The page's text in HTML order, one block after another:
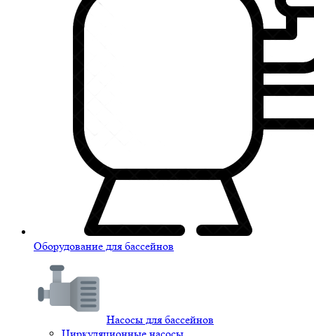
Оборудование для бассейнов
Насосы для бассейнов